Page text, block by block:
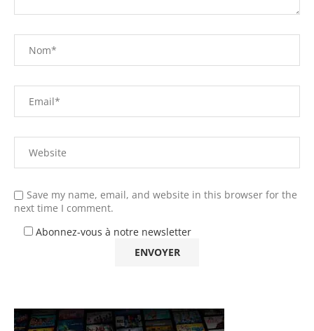
Save my name, email, and website in this browser for the
next time I comment.
Abonnez-vous à notre newsletter